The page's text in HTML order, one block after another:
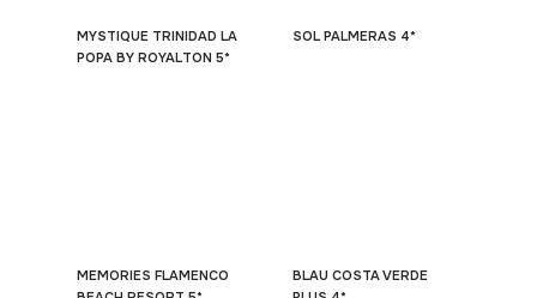
MYSTIQUE TRINIDAD LA
POPA BY ROYALTON 5*
SOL PALMERAS 4*
MEMORIES FLAMENCO
BLAU COSTA VERDE